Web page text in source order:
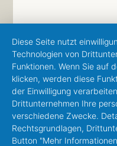
Diese Seite nutzt
Technologien von
Funktionen. Wenn Sie auf
klicken, werden diese
der Einwilligung
Drittunternehmen Ihre
verschiedene Zwecke.
Rechtsgrundlagen,
Button "Mehr